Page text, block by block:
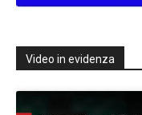
Video in evidenza